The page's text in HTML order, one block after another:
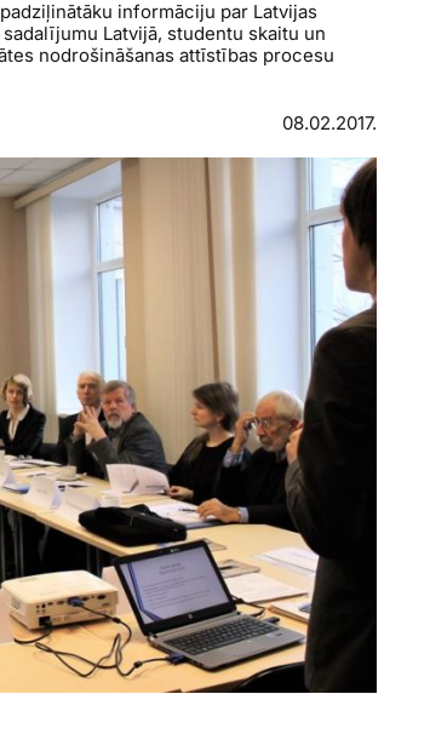
informāciju par Latvijas
Latvijā, studentu skaitu un
nodrošināšanas attīstības procesu
08.02.2017.